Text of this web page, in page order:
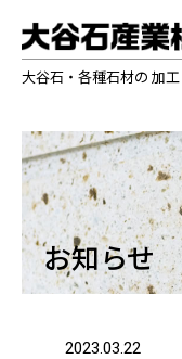
大谷石・各種石材の 加
お知らせ
2023.03.22